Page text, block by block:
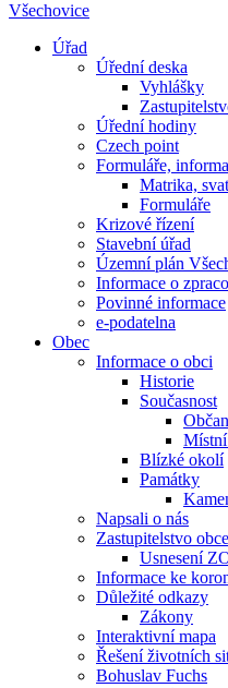
Všechovice
Úřad
Úřední deska
Vyhlášky
Úřední hodiny
Czech point
Formuláře,
Matrika,
Formuláře
Krizové řízení
Stavební úřad
Územní plán
Informace o
Povinné informace
e-podatelna
Obec
Informace o obci
Historie
Současnost
Blízké okolí
Památky
Napsali o nás
Zastupitelstvo obce
Usnesení
Informace ke
Důležité odkazy
Zákony
Interaktivní mapa
Řešení životních
Bohuslav Fuchs